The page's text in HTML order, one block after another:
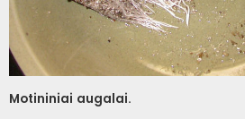
Motininiai augalai.